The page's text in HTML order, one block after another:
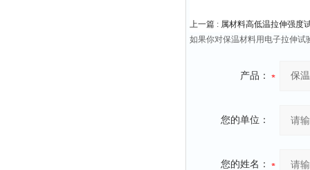
上一篇 : 属材料高低温拉伸强度
如果你对保温材料用电子拉伸试
产品：
您的单位：
您的姓名：